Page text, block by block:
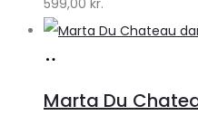
Klædeskabet.dk
Marta Du